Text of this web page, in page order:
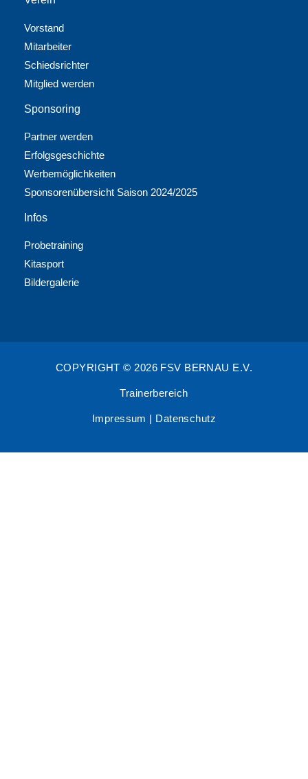
Vorstand
Mitarbeiter
Schiedsrichter
Mitglied werden
Sponsoring
Partner werden
Erfolgsgeschichte
Werbemöglichkeiten
Sponsorenübersicht Saison 2024/2025
Infos
Probetraining
Kitasport
Bildergalerie
COPYRIGHT © 2026 FSV BERNAU E.V.
Trainerbereich
Impressum Datenschutz